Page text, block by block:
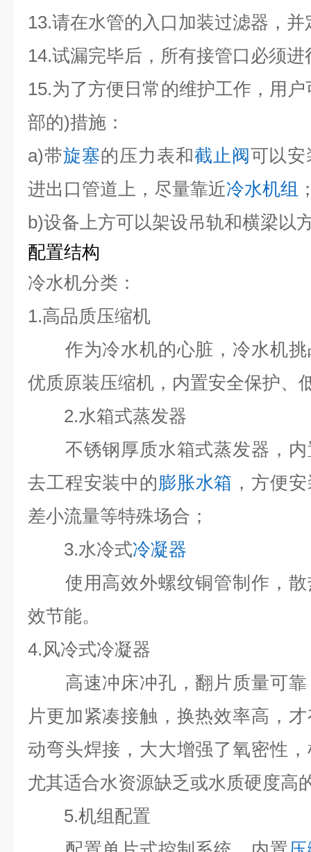
13.请在水管的入口加装过滤器，
14.试漏完毕后，所有接管口必须
15.为了方便日常的维护工作，用
部的)措施：
a)带旋塞的压力表和截止阀可以
进出口管道上，尽量靠近冷水机组
b)设备上方可以架设吊轨和横梁以
配置结构
冷水机分类：
1.高品质压缩机
作为冷水机的心脏，冷水机挑
优质原装压缩机，内置安全保护、
2.水箱式蒸发器
不锈钢厚质水箱式蒸发器，内
去工程安装中的膨胀水箱 ，方便
差小流量等特殊场合；
3.水冷式冷凝器
使用高效外螺纹铜管制作，散
效节能。
4.风冷式冷凝器
高速冲床冲孔，翻片质量可靠
片更加紧凑接触，换热效率高，
动弯头焊接，大大增强了氧密性
尤其适合水资源缺乏或水质硬度高
5.机组配置